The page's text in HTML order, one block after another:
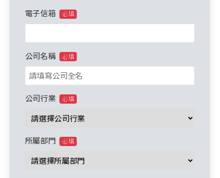
電子信箱 必填
公司名稱 必填
公司行業 必填
所屬部門 必填